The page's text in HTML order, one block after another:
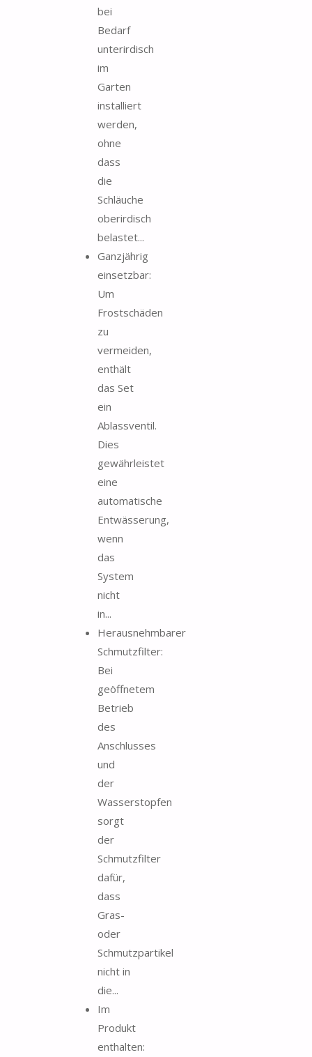
bei
Bedarf
unterirdisch
im
Garten
installiert
werden,
ohne
dass
die
Schläuche
oberirdisch
belastet...
Ganzjährig
einsetzbar:
Um
Frostschäden
zu
vermeiden,
enthält
das Set
ein
Ablassventil.
Dies
gewährleistet
eine
automatische
Entwässerung,
wenn
das
System
nicht
in...
Herausnehmbarer
Schmutzfilter:
Bei
geöffnetem
Betrieb
des
Anschlusses
und
der
Wasserstopfen
sorgt
der
Schmutzfilter
dafür,
dass
Gras-
oder
Schmutzpartikel
nicht in
die...
Im
Produkt
enthalten: